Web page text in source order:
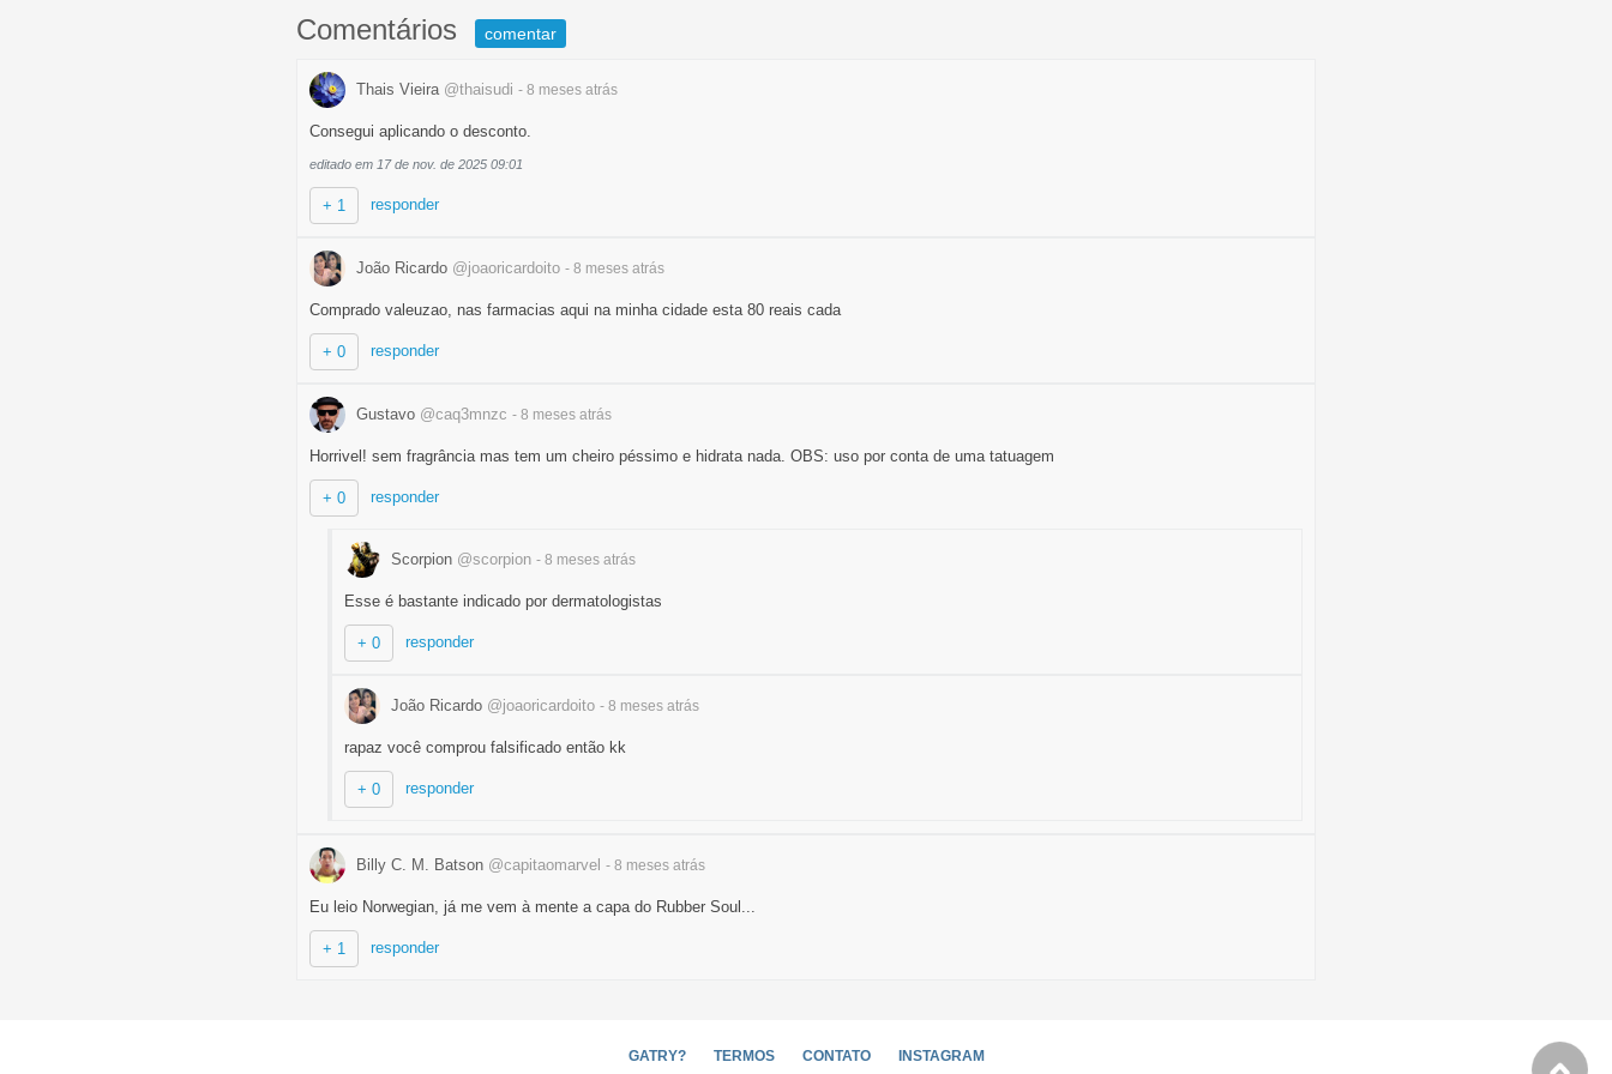
Comentários comentar
Thais Vieira @thaisudi - 8 meses atrás
Consegui aplicando o desconto.
editado em 17 de nov. de 2025 09:01
+ 1 responder
João Ricardo @joaoricardoito - 8 meses atrás
Comprado valeuzao, nas farmacias aqui na minha cidade esta 80 reais cada
+ 0 responder
Gustavo @caq3mnzc - 8 meses atrás
Horrivel! sem fragrância mas tem um cheiro péssimo e hidrata nada. OBS: uso por conta de uma tatuagem
+ 0 responder
Scorpion @scorpion - 8 meses atrás
Esse é bastante indicado por dermatologistas
+ 0 responder
João Ricardo @joaoricardoito - 8 meses atrás
rapaz você comprou falsificado então kk
+ 0 responder
Billy C. M. Batson @capitaomarvel - 8 meses atrás
Eu leio Norwegian, já me vem à mente a capa do Rubber Soul...
+ 1 responder
GATRY? TERMOS CONTATO INSTAGRAM